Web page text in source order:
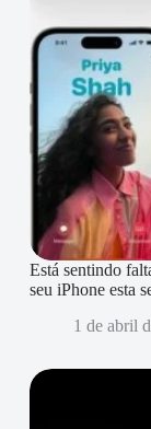
Está sentindo
seu iPhone esta
1 de abril